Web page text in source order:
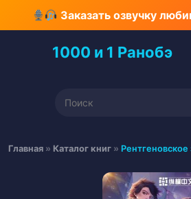
Перейти
Заказать озвучку
1000 и 1 Ранобэ
Найти:
Главная » Каталог книг » Рентгеновское